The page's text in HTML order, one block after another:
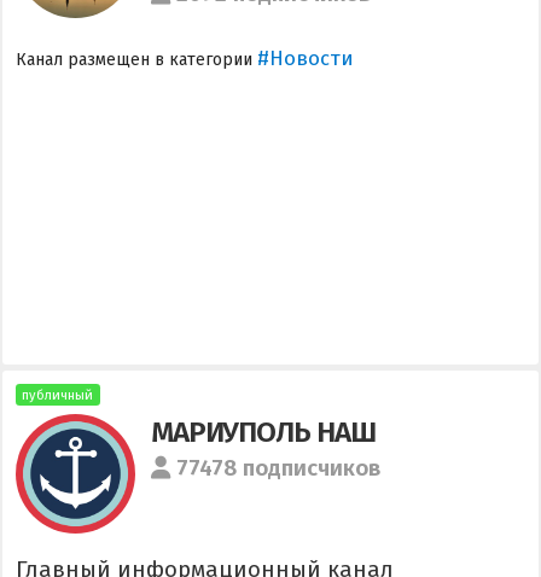
Канал размещен в категории #Новости
публичный
МАРИУПОЛЬ НАШ
77478 подписчиков
Главный информационный канал